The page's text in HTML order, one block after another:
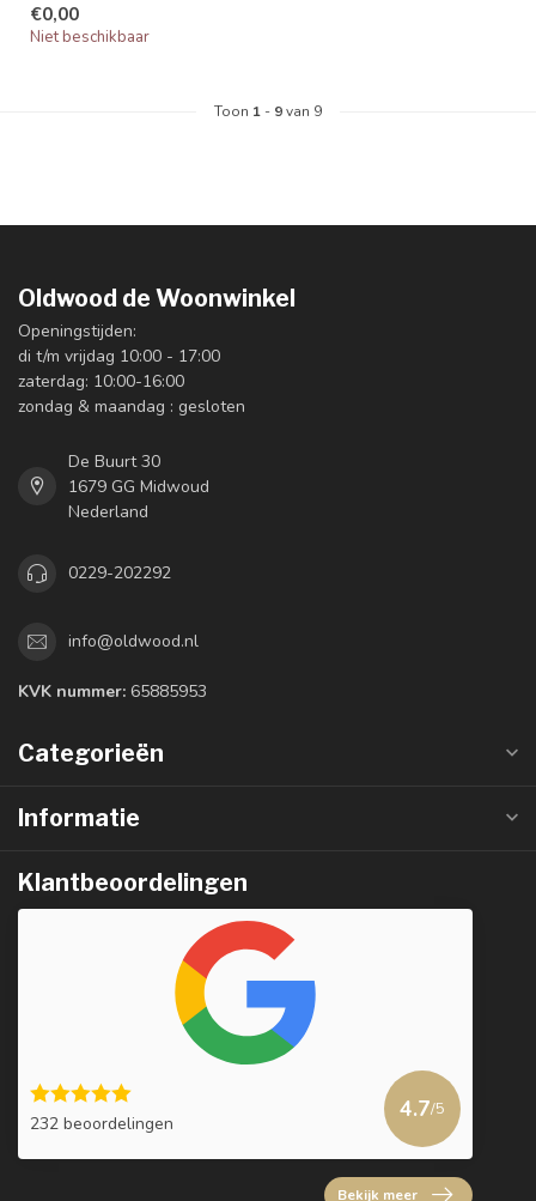
€0,00
Niet beschikbaar
Toon 1 - 9van 9
Oldwood de Woonwinkel
Openingstijden:
di t/m vrijdag 10:00 - 17:00
zaterdag: 10:00-16:00
zondag & maandag : gesloten
De Buurt 30
1679 GG Midwoud
Nederland
0229-202292
info@oldwood.nl
KVK nummer: 65885953
Categorieën
Informatie
Klantbeoordelingen
232 beoordelingen
4.7/5
Bekijk meer